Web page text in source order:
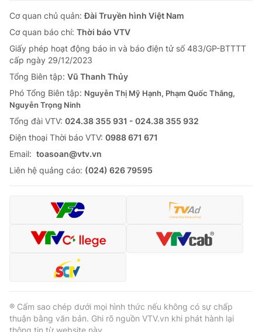
Cơ quan chủ quản:Đài Truyền hình Việt Nam
Cơ quan báo chí: Thời báo VTV
Giấy phép hoạt động báo in và báo điện tử số 483/GP-BTTTT
cấp ngày 29/12/2023
Tổng Biên tập: Vũ Thanh Thủy
Phó Tổng Biên tập: Nguyễn Thị Mỹ Hạnh, Phạm Quốc Thắng,
Nguyễn Trọng Ninh
Tổng đài VTV: 024.38 355 931 - 024.38 355 932
Ðiện thoại Thời báo VTV: 0988 671 671
Email: toasoan@vtv.vn
Liên hệ quảng cáo: (024) 626 79595
® Cấm sao chép dưới mọi hình thức nếu không có sự chấp
thuận bằng văn bản. Ghi rõ nguồn VTV.vn khi phát hành lại